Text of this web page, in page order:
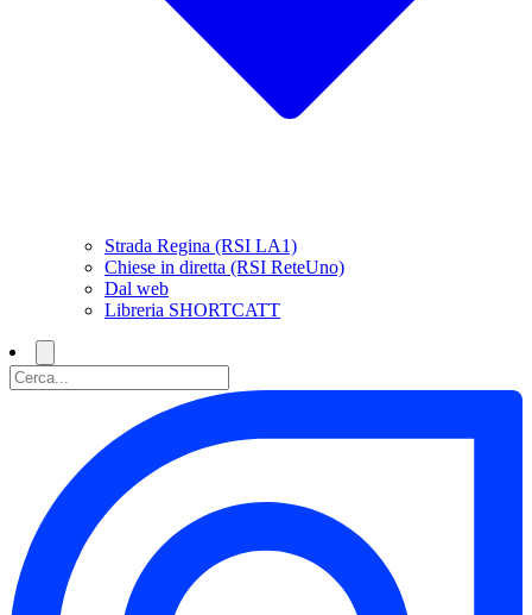
Strada Regina (RSI LA1)
Chiese in diretta (RSI ReteUno)
Dal web
Libreria SHORTCATT